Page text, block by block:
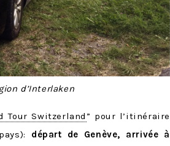
d’Interlaken
Tour Switzerland ” pour l’itinéraire
départ de Genève, arrivée à